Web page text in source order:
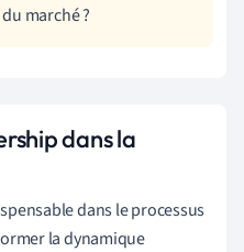
marché ?
dans la
dans le processus
la dynamique